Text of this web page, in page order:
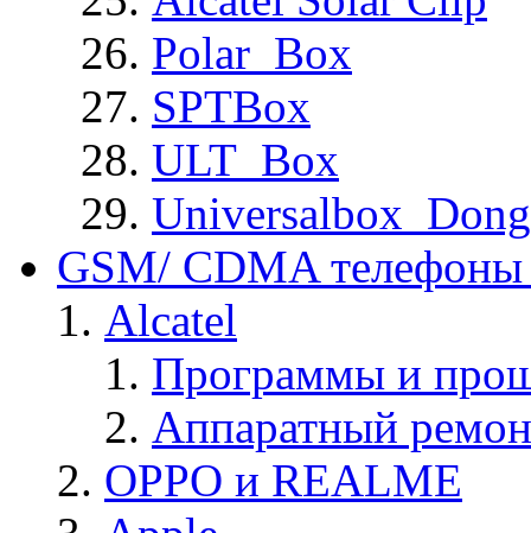
Polar_Box
SPTBox
ULT_Box
GSM/ CDMA
Alcatel
Программы и
Аппаратный
OPPO и REALME